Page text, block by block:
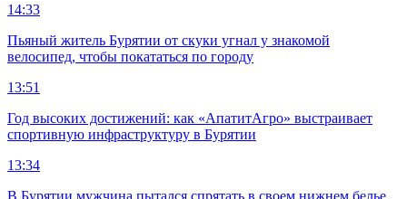
14:33
Пьяный житель Бурятии от скуки угнал у знакомой
велосипед, чтобы покататься по городу
13:51
Год высоких достижений: как «АпатитАгро» выстраивает
спортивную инфраструктуру в Бурятии
13:34
В Бурятии мужчина пытался спрятать в своем нижнем белье